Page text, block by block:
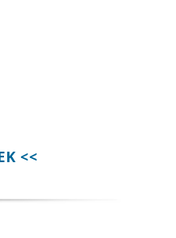
<<